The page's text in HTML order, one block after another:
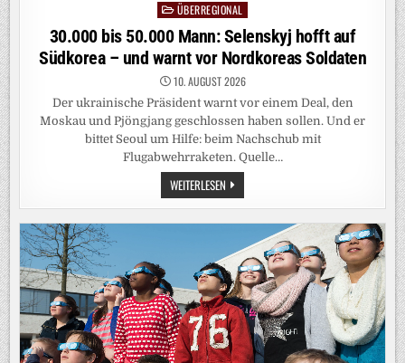
Posted
in
ÜBERREGIONAL
30.000 bis 50.000 Mann: Selenskyj hofft auf
Südkorea – und warnt vor Nordkoreas Soldaten
10. AUGUST 2026
Der ukrainische Präsident warnt vor einem Deal, den
Moskau und Pjöngjang geschlossen haben sollen. Und er
bittet Seoul um Hilfe: beim Nachschub mit
Flugabwehrraketen. Quelle…
WEITERLESEN 30.000
BIS
50.000
HOFFT
AUF
SÜDKOREA
–
UND
WARNT
VOR
NORDKOREAS
SOLDATEN